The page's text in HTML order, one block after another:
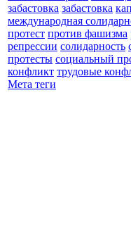
забастовка забастовка
международная
протест против фашизма
репрессии солидарность
протесты социальный
конфликт трудовые
Мета теги